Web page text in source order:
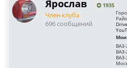
Ярослав 1935
Член клуба
696 сообщений
Мои